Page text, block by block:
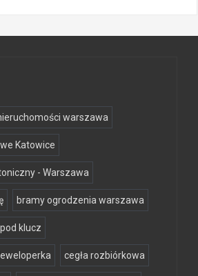
warszawa
Katowice
- Warszawa
bramy ogrodzenia warszawa
klucz
cegła rozbiórkowa